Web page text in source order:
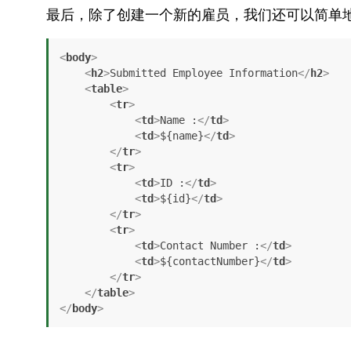
最后，除了创建一个新的雇员，我们还可以简单
<body>
<h2>Submitted Employee Information</ h2>
<table>
<tr>
<td>Name :</td>
<td>${name}</td>
</tr>
<tr>
<td>ID :</td>
<td>${id}</td>
</tr>
<tr>
<td>Contact Number :</td>
<td>${contactNumber}</td>
</tr>
</table>
</ body>